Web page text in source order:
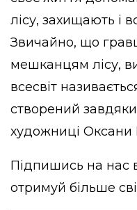
лісу, захищають і
Звичайно, що
мешканцям лісу,
всесвіт
створений завдяки
художниці Оксани
Підпишись на нас
отримуй більше